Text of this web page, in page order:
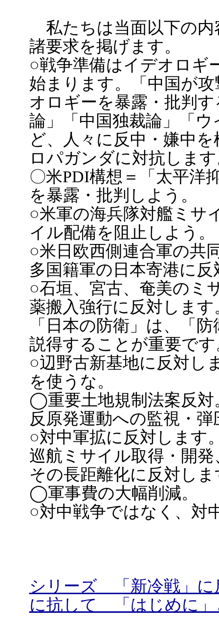
私たちは当面以下の内
諸要求を掲げます。
○戦争準備はイデオロギ
始まります。「中国が
オロギーを暴露・批判
論」「中国独裁論」「
ど、人々に反中・嫌中
ロパガンダに対抗しま
〇米PDI構想＝「太平洋
を暴露・批判しよう。
○米軍の海兵隊対艦ミサ
イル配備を阻止しよう。
○米日欧西側連合軍の共
多国籍軍の日本寄港に
○石垣、宮古、奄美のミ
薬搬入強行に反対しま
「日本の防衛」は、「
説得することが重要です
○辺野古新基地に反対し
を使うな。
◯重要土地規制法案反対
反原発運動への監視・
○対中軍拡に反対します
巡航ミサイル取得・開
その長距離化に反対しま
◯軍事費の大幅削減。
○対中戦争ではなく、対
シリーズ 「新冷戦」
に抗して 「はじめに」